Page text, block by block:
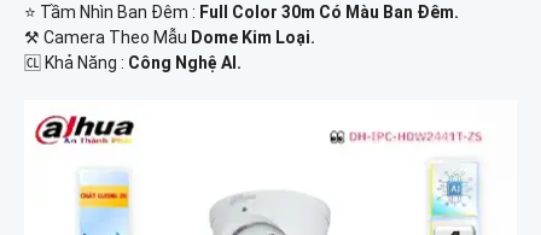
⭐ Tầm Nhìn Ban Đêm : Full Color 30m Có Màu Ban Đêm.
⚒ Camera Theo Mẫu Dome Kim Loại.
️🆑 Khả Năng : Công Nghệ AI.